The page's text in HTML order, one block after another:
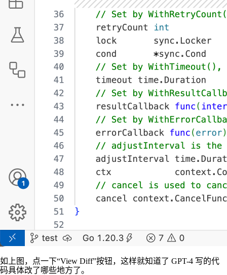
如上图，点一下“View Diff”按钮，这样就知道了 GPT-4 写的代
码具体改了哪些地方了。